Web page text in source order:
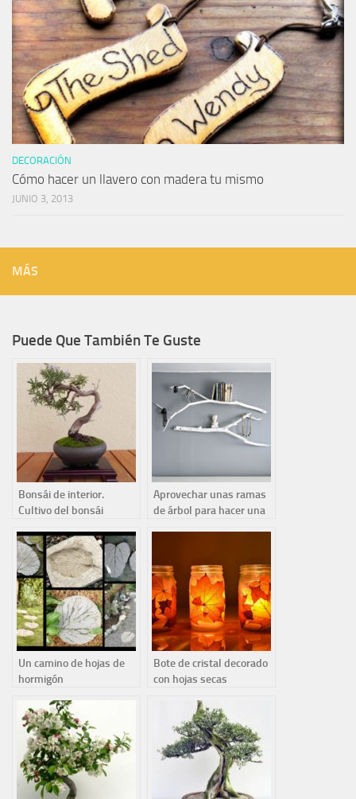
DECORACIÓN
Cómo hacer un llavero con madera tu mismo
JUNIO 3, 2013
MÁS
Puede Que También Te Guste
Bonsái de interior.
Cultivo del bonsái
Aprovechar unas ramas
de árbol para hacer una
Un camino de hojas de
hormigón
Bote de cristal decorado
con hojas secas